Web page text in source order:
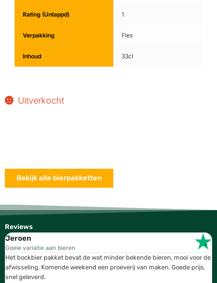
Rating (Untappd) 1
Verpakking Fles
Inhoud 33cl
Uitverkocht
Bekijk alle bierpakketten
Reviews
Jeroen
Goeie variatie aan bieren
Het bockbier pakket bevat de wat minder bekende bieren, mooi voor de
afwisseling. Komende weekend een proeverij van maken. Goede prijs,
snel geleverd.